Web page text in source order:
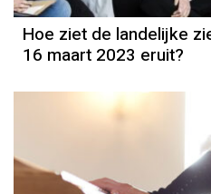
Hoe ziet de landelijke
16 maart 2023 eruit?